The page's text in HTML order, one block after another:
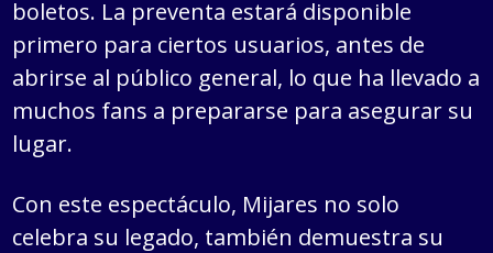
boletos. La preventa estará disponible
primero para ciertos usuarios, antes de
abrirse al público general, lo que ha llevado a
muchos fans a prepararse para asegurar su
lugar.
Con este espectáculo, Mijares no solo
celebra su legado, también demuestra su